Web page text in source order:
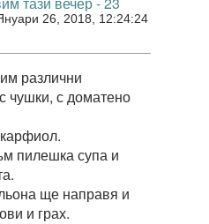
26, 2018, 12:24:24
различни
чушки, с доматено
пилешка супа и
ще направя и
и грах.